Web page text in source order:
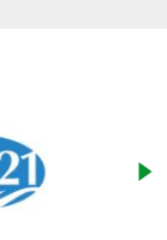
児童労働のない
権利が守られた